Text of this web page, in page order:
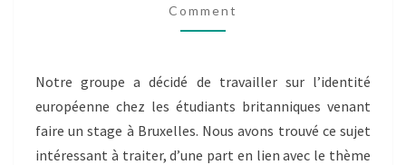
SOCIALE.
Comment
Notre groupe a décidé de travailler sur l’identité
européenne chez les étudiants britanniques venant
faire un stage à Bruxelles. Nous avons trouvé ce sujet
intéressant à traiter, d’une part en lien avec le thème